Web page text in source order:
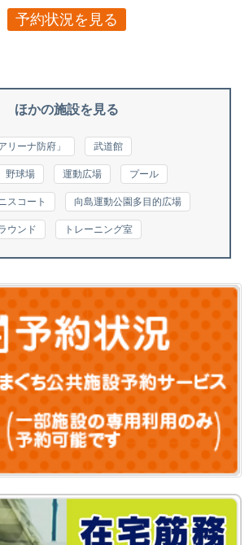
予約状況を見る
ほかの施設を見る
リーナ防府」 武道館
野球場 運動広場 プール
スコート 向島運動公園多目的広場
ウンド トレーニング室